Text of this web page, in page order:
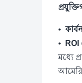
•
•
মধ্যে